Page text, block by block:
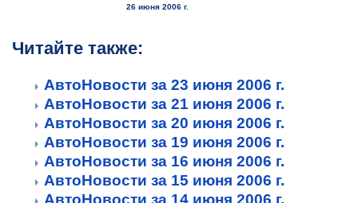
26 июня 2006 г.
Читайте также:
АвтоНовости за 23 июня 2006 г.
АвтоНовости за 21 июня 2006 г.
АвтоНовости за 20 июня 2006 г.
АвтоНовости за 19 июня 2006 г.
АвтоНовости за 16 июня 2006 г.
АвтоНовости за 15 июня 2006 г.
АвтоНовости за 14 июня 2006 г.